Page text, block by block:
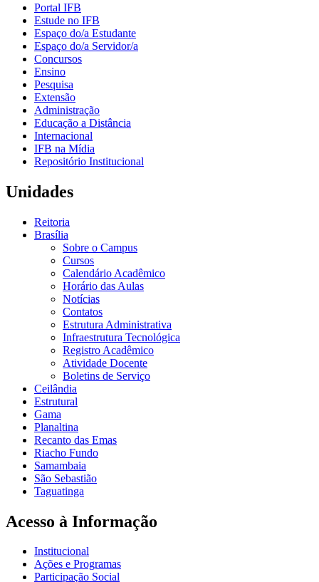
Portal IFB
Estude no IFB
Espaço do/a Estudante
Espaço do/a Servidor/a
Concursos
Ensino
Pesquisa
Extensão
Administração
Educação a Distância
Internacional
IFB na Mídia
Repositório Institucional
Unidades
Reitoria
Brasília
Sobre o Campus
Cursos
Calendário Acadêmico
Horário das Aulas
Notícias
Contatos
Estrutura Administrativa
Infraestrutura Tecnológica
Registro Acadêmico
Atividade Docente
Boletins de Serviço
Ceilândia
Estrutural
Gama
Planaltina
Recanto das Emas
Riacho Fundo
Samambaia
São Sebastião
Taguatinga
Acesso à Informação
Institucional
Ações e Programas
Participação Social